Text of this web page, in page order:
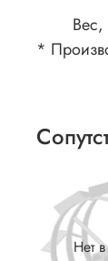
Вес,
*
Нет